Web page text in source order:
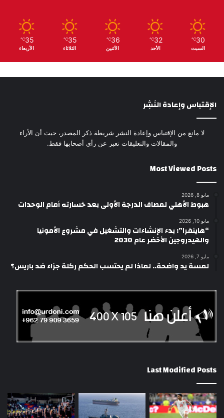
30
℃
السبت
32
℃
الأحد
36
℃
الأثنين
35
℃
الثلاثاء
35
℃
الأربعاء
الإقتباس وإعادة النَشِر
لا مانع من الإقتباس وإعادة النشر شريطة ذكر المصدر، حيث أن الأراء
والمقالات والتعليقات تعبر عن رأي أصحابها فقط.
Most Viewed Posts
مايو 8, 2026
هبوط الأهلي لمصاف الدرجة الأولى بعد خسارته أمام الوحدات
مايو 10, 2026
“هاينفرا”: بدء الإنشاءات والتشغيل في مشروع الأمونيا
والهيدروجين الأخضر عام 2030
مايو 7, 2026
لمسة يد واضحة.. لماذا لم يحتسب الحكم ركلة جزاء ضد باريس؟
Last Modified Posts